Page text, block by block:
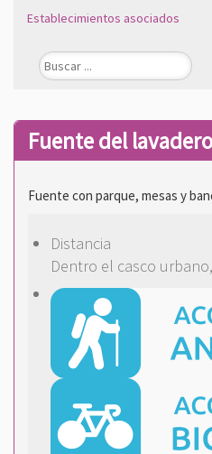
Establecimientos asociados
Fuente del lavadero
Fuente con parque, mesas y
Distancia
Dentro el casco